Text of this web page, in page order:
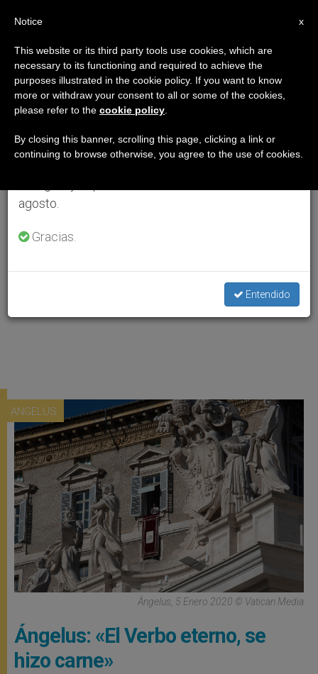
ANGELUS
Ángelus, 5 Enero 2020 © Vatican Media
Ángelus: «El Verbo eterno, se
hizo carne»
×
Aviso importante
Del 27 de julio al 7 de agosto haremos la pausa
anual, aprovechando que en el periodo de verano
se generan menos informaciones y también el
agosto.
Gracias.
Entendido
x
Notice
This website or its third party tools use cookies, which are
necessary to its functioning and required to achieve the
purposes illustrated in the cookie policy. If you want to know
more or withdraw your consent to all or some of the cookies,
please refer to the cookie policy
By closing this banner, scrolling this page, clicking a link or
continuing to browse otherwise, you agree to the use of cookies.